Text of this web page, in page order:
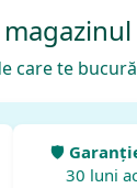
care te
🛡️
30 luni